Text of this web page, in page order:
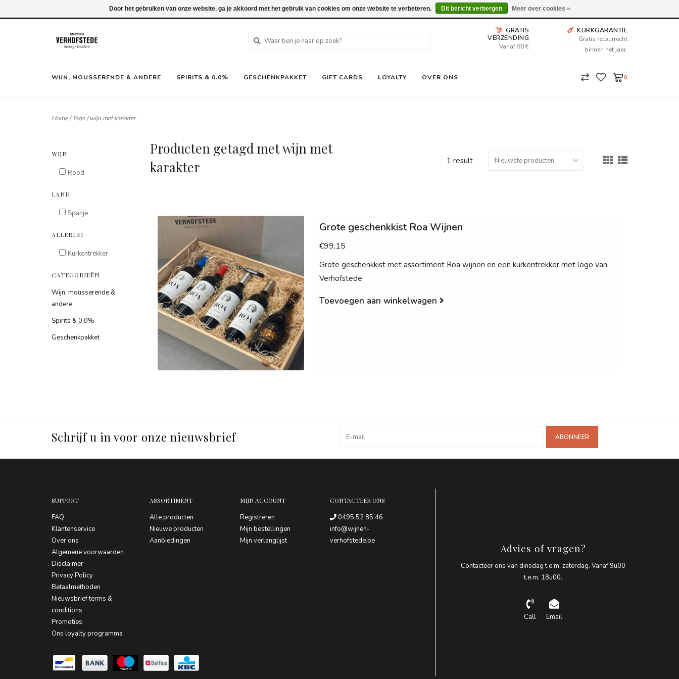
Wij leveren tot aan uw deur. Afhalen is mogelijk.
GRATIS
VERZENDING
Vanaf 90 €
KURKGARANTIE
Gratis retourrecht
binnen het jaar.
WIJN, MOUSSERENDE & ANDERE SPIRITS & 0.0% GESCHENKPAKKET GIFT CARDS LOYALTY OVER ONS 0
Home/Tags/wijn met karakter
WIJN
Rood
LAND
Spanje
ALLERLEI
Kurkentrekker
CATEGORIEËN
Wijn, mousserende &
andere
Spirits & 0.0%
Geschenkpakket
Producten getagd met wijn met
karakter
1 result
Grote geschenkkist Roa Wijnen
€99,15
Grote geschenkkist met assortiment Roa wijnen en een kurkentrekker met logo van
Verhofstede.
Toevoegen aan winkelwagen
Schrijf u in voor onze nieuwsbrief ABONNEER
SUPPORT
FAQ
Klantenservice
Over ons
Algemene voorwaarden
Disclaimer
Privacy Policy
Betaalmethoden
Nieuwsbrief terms &
conditions
Promoties
Ons loyalty programma
ASSORTIMENT
Alle producten
Nieuwe producten
Aanbiedingen
MIJN ACCOUNT
Registreren
Mijn bestellingen
Mijn verlanglijst
CONTACTEER ONS
0495 52 85 46
info@wijnen-
verhofstede.be
Advies of vragen?
Contacteer ons van dinsdag t.e.m. zaterdag. Vanaf 9u00
t.e.m. 18u00.
Call Email
Door het gebruiken van onze website, ga je akkoord met het gebruik van cookies om onze website te verbeteren. Dit bericht verbergen Meer over cookies »